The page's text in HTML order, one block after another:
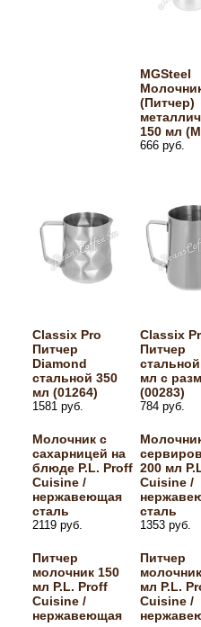
MGSteel
(Питчер)
150 мл
666 руб.
Classix Pro
Питчер
Diamond
стальной 350
мл (01264)
1581 руб.
Classix
Питчер
мл с
(00283)
784 руб.
Молочник с
сахарницей на
блюде P.L. Proff
Cuisine /
нержавеющая
сталь
2119 руб.
200 мл
Cuisine /
сталь
1353 руб.
Питчер
молочник 150
мл P.L. Proff
Cuisine /
нержавеющая
Питчер
мл P.L.
Cuisine /